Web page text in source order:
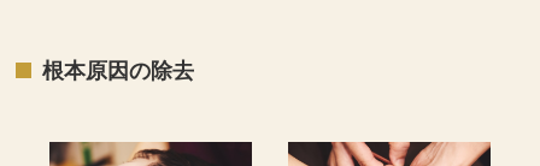
根本原因の除去